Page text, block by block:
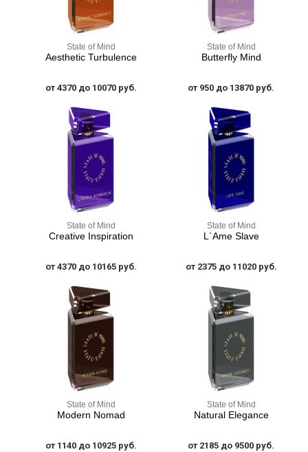
State of Mind
Aesthetic Turbulence
от 4370 до 10070 руб.
State of Mind
Butterfly Mind
от 950 до 13870 руб.
State of Mind
Creative Inspiration
от 4370 до 10165 руб.
State of Mind
L`Ame Slave
от 2375 до 11020 руб.
State of Mind
Modern Nomad
от 1140 до 10925 руб.
State of Mind
Natural Elegance
от 2185 до 9500 руб.